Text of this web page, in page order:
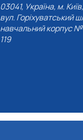
03041, Україна, м. Київ,
вул. Горіхуватський
навчальний корпус
119